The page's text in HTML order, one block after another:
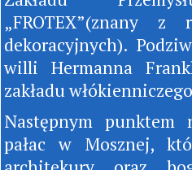
„FROTEX”(znany
dekoracyjnych).
willi Hermanna
zakładu
Następnym punktem
pałac w Mosznej,